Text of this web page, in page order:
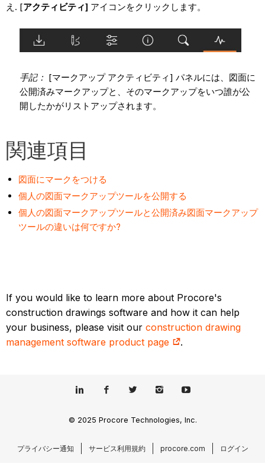
[アクティビティ] アイコンをクリックします。
手記： [マークアップ アクティビティ] パネルには、図面に
公開済みマークアップと、そのマークアップをいつ誰が公
開したかがリストアップされます。
関連項目
図面にマークをつける
個人の図面マークアップツールを公開する
個人の図面マークアップツールと公開済み図面マークアップ
ツールの違いは何ですか?
If you would like to learn more about Procore's
construction drawings software and how it can help
your business, please visit ourconstruction drawing
management software product page
.
© 2025 Procore Technologies, Inc.
プライバシー通知 サービス利用規約 procore.com ログイン